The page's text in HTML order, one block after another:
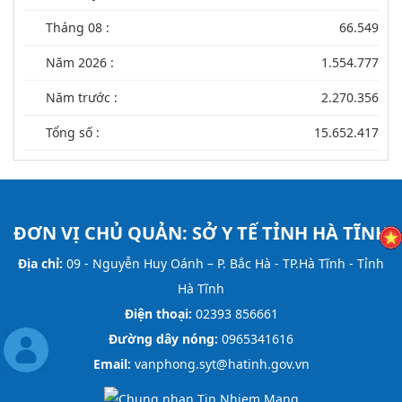
Tháng 08 : 66.549
Năm 2026 : 1.554.777
Năm trước : 2.270.356
Tổng số : 15.652.417
ĐƠN VỊ CHỦ QUẢN: SỞ Y TẾ TỈNH HÀ TĨNH
Địa chỉ: 09 - Nguyễn Huy Oánh – P. Bắc Hà - TP.Hà Tĩnh - Tỉnh
Hà Tĩnh
Điện thoại: 02393 856661
Đường dây nóng: 0965341616
Email: vanphong.syt@hatinh.gov.vn